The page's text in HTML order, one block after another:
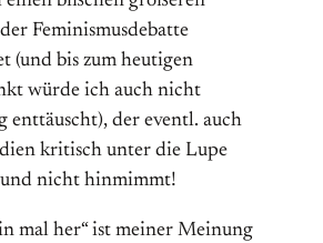
Feminismusdebatte
(und bis zum heutigen
würde ich auch nicht
enttäuscht), der eventl. auch
kritisch unter die Lupe
nicht hinmimmt!
mal her“ ist meiner Meinung